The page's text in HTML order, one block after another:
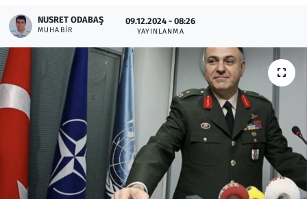
NUSRET ODABAŞ
MUHABIR
09.12.2024 - 08:26
YAYINLANMA
Oyun
Ramazan
Resmi İlanlar
Rüya Tabirleri
Sağlık
Savunma Sanayi